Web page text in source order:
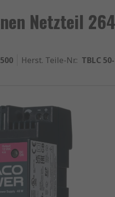
Netzteil
Herst. Teile-Nr.: TBLC